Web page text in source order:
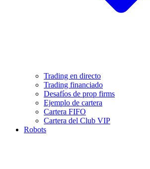
Trading en directo
Trading financiado
Desafíos de prop firms
Ejemplo de cartera
Cartera FIFO
Cartera del Club VIP
Robots